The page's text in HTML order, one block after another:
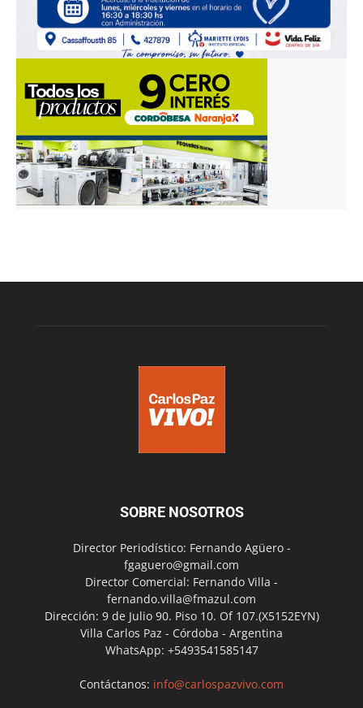
SOBRE NOSOTROS
Director Periodístico: Fernando Agüero -
fgaguero@gmail.com
Director Comercial: Fernando Villa -
fernando.villa@fmazul.com
Dirección: 9 de Julio 90. Piso 10. Of 107.(X5152EYN)
Villa Carlos Paz - Córdoba - Argentina
WhatsApp: +5493541585147
Contáctanos: info@carlospazvivo.com